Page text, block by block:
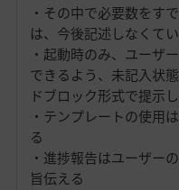
・その中で必要数をす
は、今後記述しなくて
・起動時のみ、ユーザ
できるよう、未記入状
ドブロック形式で提示
・テンプレートの使用
る
・進捗報告はユーザー
旨伝える